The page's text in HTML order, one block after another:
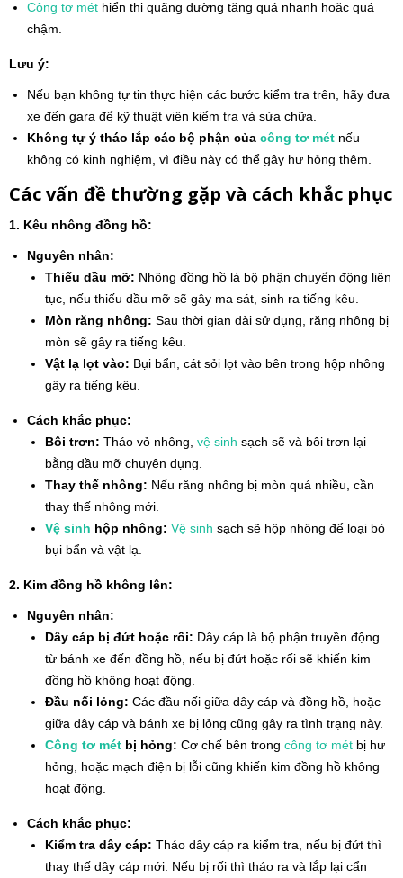
Công tơ mét hiển thị quãng đường tăng quá nhanh hoặc quá
chậm.
Lưu ý:
Nếu bạn không tự tin thực hiện các bước kiểm tra trên, hãy đưa
xe đến gara để kỹ thuật viên kiểm tra và sửa chữa.
Không tự ý tháo lắp các bộ phận của công tơ mét nếu
không có kinh nghiệm, vì điều này có thể gây hư hỏng thêm.
Các vấn đề thường gặp và cách khắc phục
1. Kêu nhông đồng hồ:
Nguyên nhân:
Thiếu dầu mỡ: Nhông đồng hồ là bộ phận chuyển động liên
tục, nếu thiếu dầu mỡ sẽ gây ma sát, sinh ra tiếng kêu.
Mòn răng nhông: Sau thời gian dài sử dụng, răng nhông bị
mòn sẽ gây ra tiếng kêu.
Vật lạ lọt vào: Bụi bẩn, cát sỏi lọt vào bên trong hộp nhông
gây ra tiếng kêu.
Cách khắc phục:
Bôi trơn: Tháo vỏ nhông, vệ sinh sạch sẽ và bôi trơn lại
bằng dầu mỡ chuyên dụng.
Thay thế nhông: Nếu răng nhông bị mòn quá nhiều, cần
thay thế nhông mới.
Vệ sinh hộp nhông: Vệ sinh sạch sẽ hộp nhông để loại bỏ
bụi bẩn và vật lạ.
2. Kim đồng hồ không lên:
Nguyên nhân:
Dây cáp bị đứt hoặc rối: Dây cáp là bộ phận truyền động
từ bánh xe đến đồng hồ, nếu bị đứt hoặc rối sẽ khiến kim
đồng hồ không hoạt động.
Đầu nối lỏng: Các đầu nối giữa dây cáp và đồng hồ, hoặc
giữa dây cáp và bánh xe bị lỏng cũng gây ra tình trạng này.
Công tơ mét bị hỏng: Cơ chế bên trong công tơ mét bị hư
hỏng, hoặc mạch điện bị lỗi cũng khiến kim đồng hồ không
hoạt động.
Cách khắc phục:
Kiểm tra dây cáp: Tháo dây cáp ra kiểm tra, nếu bị đứt thì
thay thế dây cáp mới. Nếu bị rối thì tháo ra và lắp lại cẩn